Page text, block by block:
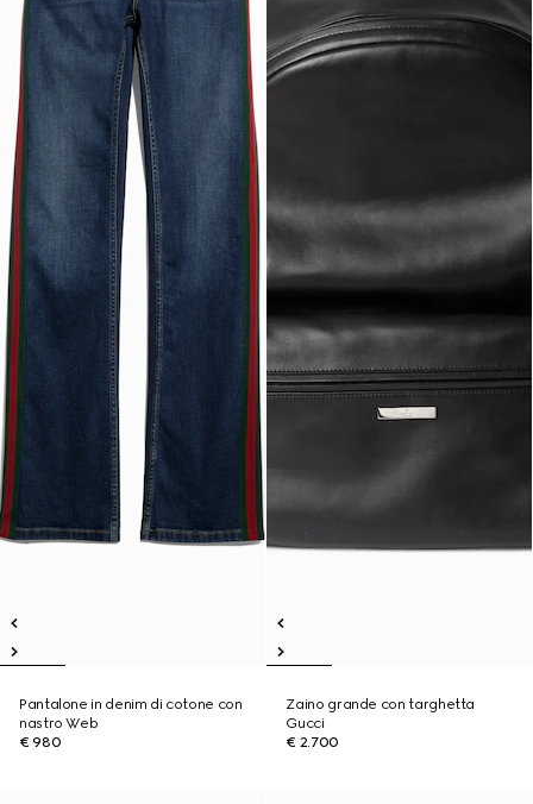
Pantalone in denim di cotone con
nastro Web
€ 980
Zaino grande con targhetta
Gucci
€ 2.700